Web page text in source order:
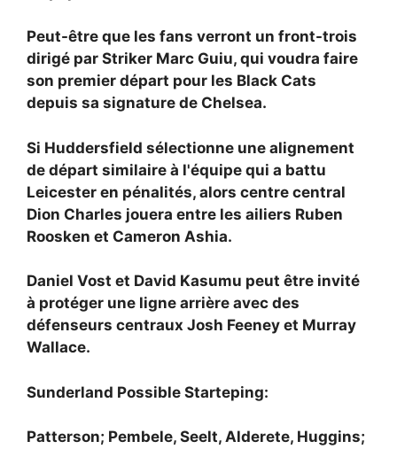
Peut-être que les fans verront un front-trois
dirigé par Striker Marc Guiu, qui voudra faire
son premier départ pour les Black Cats
depuis sa signature de Chelsea.
Si Huddersfield sélectionne une alignement
de départ similaire à l'équipe qui a battu
Leicester en pénalités, alors centre central
Dion Charles jouera entre les ailiers Ruben
Roosken et Cameron Ashia.
Daniel Vost et David Kasumu peut être invité
à protéger une ligne arrière avec des
défenseurs centraux Josh Feeney et Murray
Wallace.
Sunderland Possible Starteping:
Patterson; Pembele, Seelt, Alderete, Huggins;